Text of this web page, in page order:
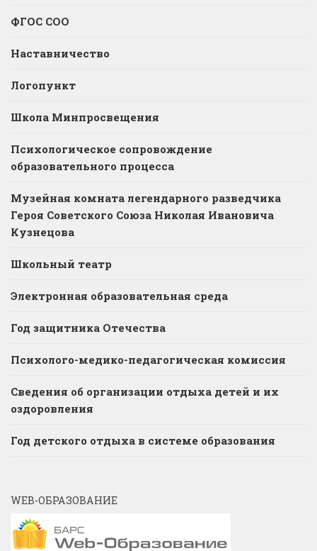
ФГОС СОО
Наставничество
Логопункт
Школа Минпросвещения
Психологическое сопровождение
образовательного процесса
Музейная комната легендарного разведчика
Героя Советского Союза Николая Ивановича
Кузнецова
Школьный театр
Электронная образовательная среда
Год защитника Отечества
Психолого-медико-педагогическая комиссия
Сведения об организации отдыха детей и их
оздоровления
Год детского отдыха в системе образования
WEB-ОБРАЗОВАНИЕ